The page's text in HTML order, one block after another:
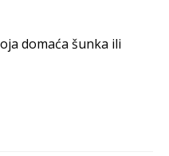
domaća šunka ili